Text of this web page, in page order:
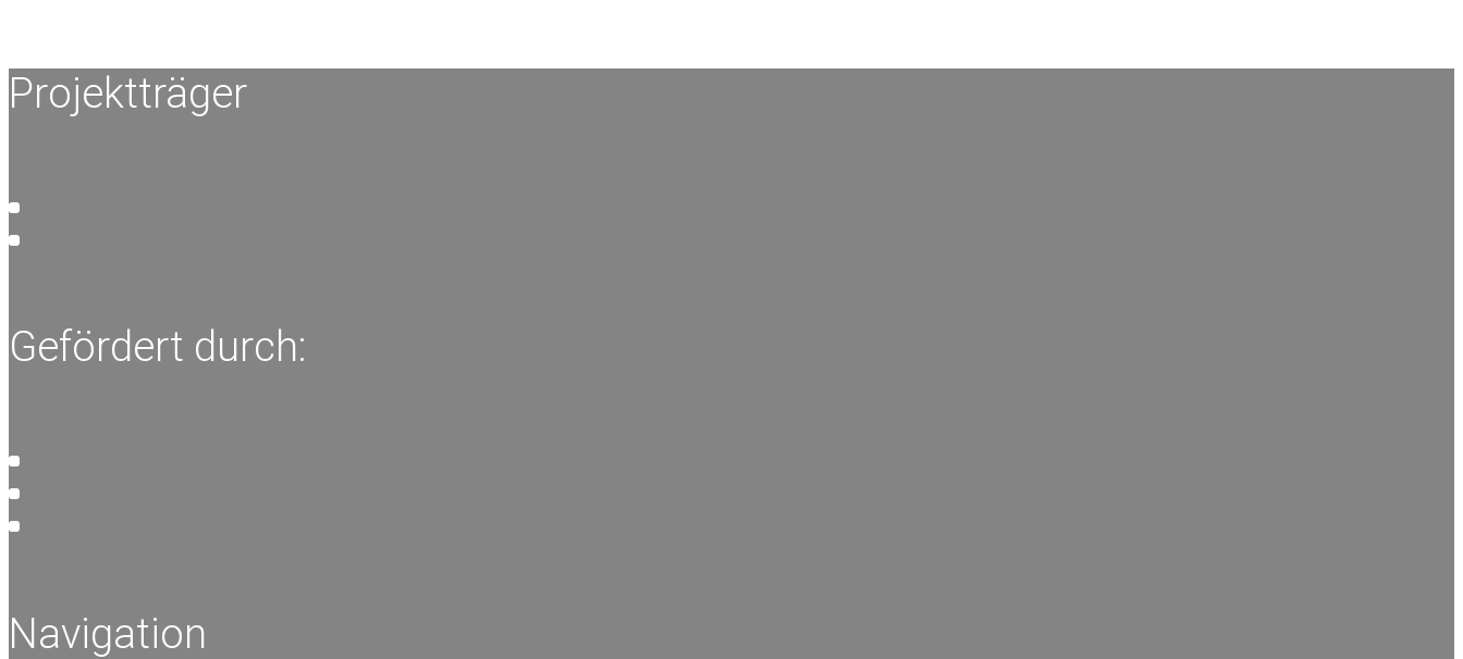
Projektträger
Gefördert durch:
Navigation